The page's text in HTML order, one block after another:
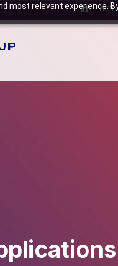
most relevant experience.